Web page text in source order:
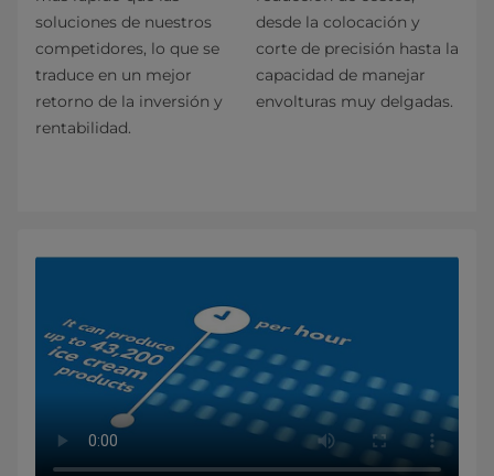
soluciones de nuestros
competidores, lo que se
traduce en un mejor
retorno de la inversión y
rentabilidad.
desde la colocación y
corte de precisión hasta la
capacidad de manejar
envolturas muy delgadas.